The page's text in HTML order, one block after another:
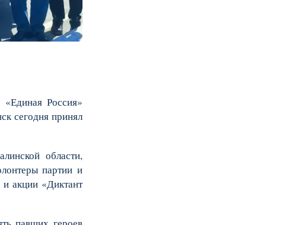
Россия»
сегодня принял
области,
партии и
акции «Диктант